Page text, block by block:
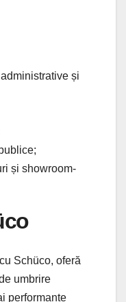
și
și showroom-
Schüco, oferă
umbrire
performante